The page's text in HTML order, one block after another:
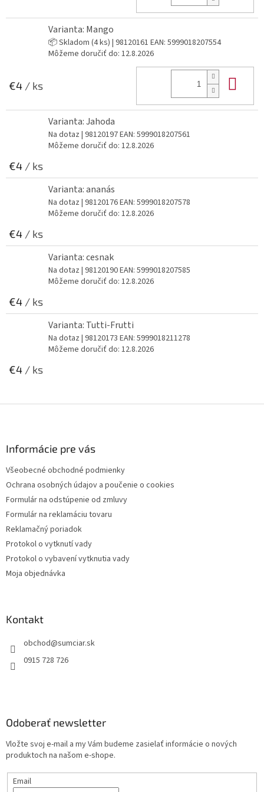
Varianta: Mango
📦 Skladom (4 ks) | 98120161 EAN: 5999018207554
Môžeme doručiť do: 12.8.2026
€4 / ks
Varianta: Jahoda
Na dotaz | 98120197EAN: 5999018207561
Môžeme doručiť do: 12.8.2026
€4 / ks
Varianta: ananás
Na dotaz | 98120176EAN: 5999018207578
Môžeme doručiť do: 12.8.2026
€4 / ks
Varianta: cesnak
Na dotaz | 98120190EAN: 5999018207585
Môžeme doručiť do: 12.8.2026
€4 / ks
Varianta: Tutti-Frutti
Na dotaz | 98120173 EAN: 5999018211278
Môžeme doručiť do: 12.8.2026
€4 / ks
Informácie pre vás
Všeobecné obchodné podmienky
Ochrana osobných údajov a poučenie o cookies
Formulár na odstúpenie od zmluvy
Formulár na reklamáciu tovaru
Reklamačný poriadok
Protokol o vytknutí vady
Protokol o vybavení vytknutia vady
Moja objednávka
Kontakt
obchod@sumciar.sk
0915 728 726
Odoberať newsletter
Vložte svoj e-mail a my Vám budeme zasielať informácie o nových
produktoch na našom e-shope.
Email